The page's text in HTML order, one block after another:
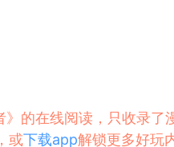
的在线阅读，只收录了
或下载app解锁更多好玩